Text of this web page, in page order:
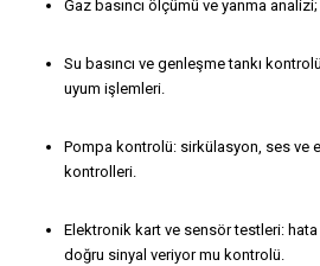
Gaz basıncı ölçümü ve yanma
Su basıncı ve genleşme tankı
uyum işlemleri.
Pompa kontrolü: sirkülasyon, ses ve
kontrolleri.
Elektronik kart ve sensör testleri: hata
doğru sinyal veriyor mu kontrolü.